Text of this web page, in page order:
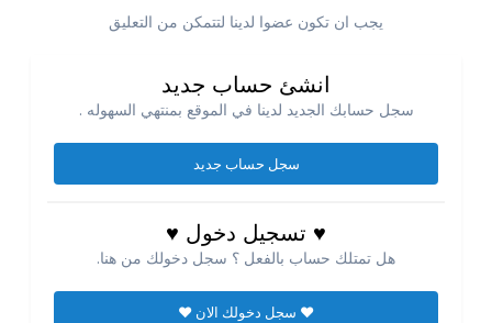
يجب ان تكون عضوا لدينا لتتمكن من التعليق
انشئ حساب جديد
سجل حسابك الجديد لدينا في الموقع بمنتهي السهوله .
سجل حساب جديد
♥ تسجيل دخول ♥
هل تمتلك حساب بالفعل ؟ سجل دخولك من هنا.
♥ سجل دخولك الان ♥